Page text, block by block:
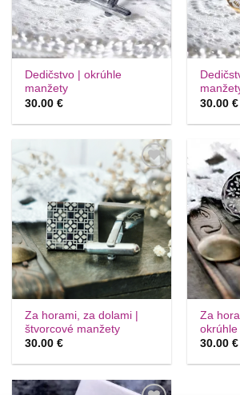
Dedičstvo | okrúhle
manžety
30.00€
30.00€
Túto
krasotinku
si prosím
Za horami, za dolami |
štvorcové manžety
30.00€
Za
30.00€